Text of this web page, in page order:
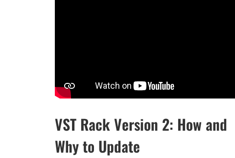
VST Rack Version 2: How and
Why to Update